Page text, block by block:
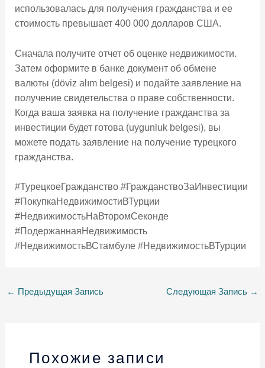
использовалась для получения гражданства и ее
стоимость превышает 400 000 долларов США.
Сначала получите отчет об оценке недвижимости.
Затем оформите в банке документ об обмене
валюты (döviz alım belgesi) и подайте заявление на
получение свидетельства о праве собственности.
Когда ваша заявка на получение гражданства за
инвестиции будет готова (uygunluk belgesi), вы
можете подать заявление на получение турецкого
гражданства.
#ТурецкоеГражданство #ГражданствоЗаИнвестиции
#ПокупкаНедвижимостиВТурции
#НедвижимостьНаВторомСеконде
#ПодержаннаяНедвижимость
#НедвижимостьВСтамбуле #НедвижимостьВТурции
← Предыдущая Запись Следующая Запись →
Похожие записи